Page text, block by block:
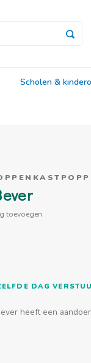
Scholen &
toevoegen
DAG
heeft een